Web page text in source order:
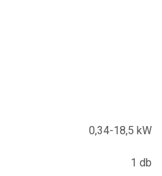
0,34-18,5 kW
1 db